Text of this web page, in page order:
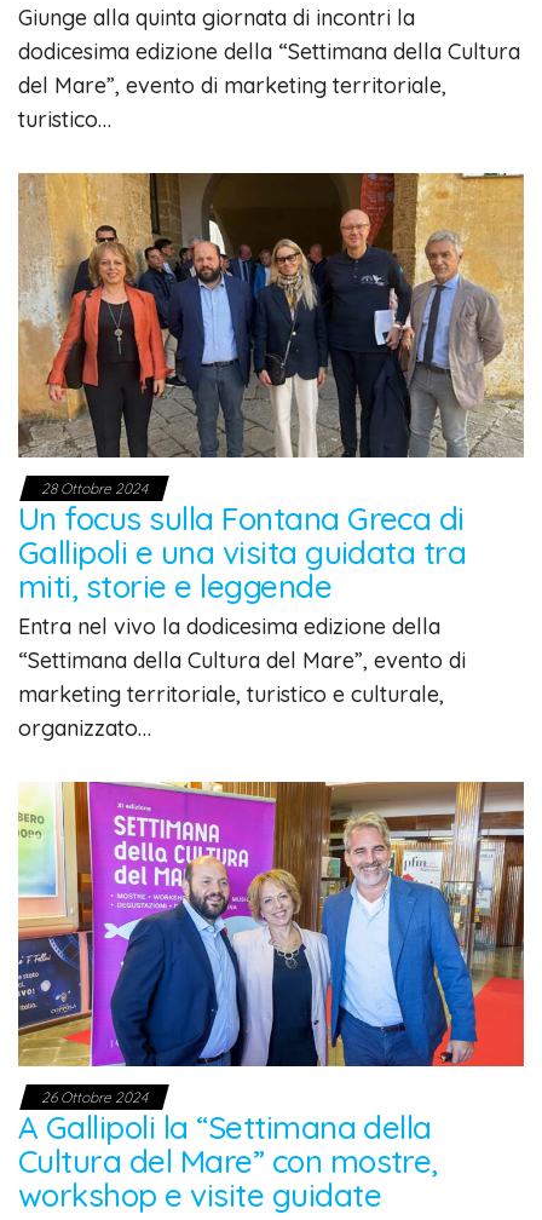
Giunge alla quinta giornata di incontri la
dodicesima edizione della “Settimana della Cultura
del Mare”, evento di marketing territoriale,
turistico…
28 Ottobre 2024
Un focus sulla Fontana Greca di
Gallipoli e una visita guidata tra
miti, storie e leggende
Entra nel vivo la dodicesima edizione della
“Settimana della Cultura del Mare”, evento di
marketing territoriale, turistico e culturale,
organizzato…
26 Ottobre 2024
A Gallipoli la “Settimana della
Cultura del Mare” con mostre,
workshop e visite guidate